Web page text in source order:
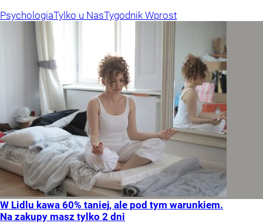
PsychologiaTylko u NasTygodnik Wprost
W Lidlu kawa 60% taniej, ale pod tym warunkiem.
Na zakupy masz tylko 2 dni